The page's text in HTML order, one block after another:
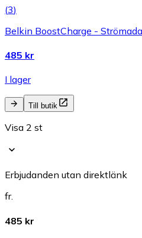
(3)
Belkin BoostCharge -
485 kr
I lager
Till butik
Visa 2 st
Erbjudanden utan direktlänk
fr.
485 kr